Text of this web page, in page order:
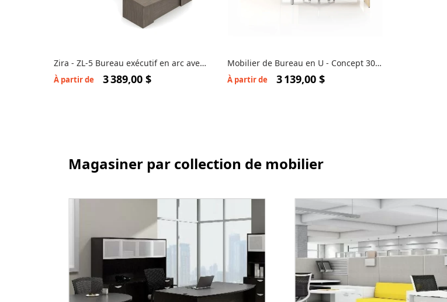
Zira - ZL-5 Bureau exécutif en arc avec
coin ordinateur et hûche
À partir de 3 389,00 $
Mobilier de Bureau en U - Concept 300
31NE-PLAN01
À partir de 3 139,00 $
Magasiner par collection de mobilier